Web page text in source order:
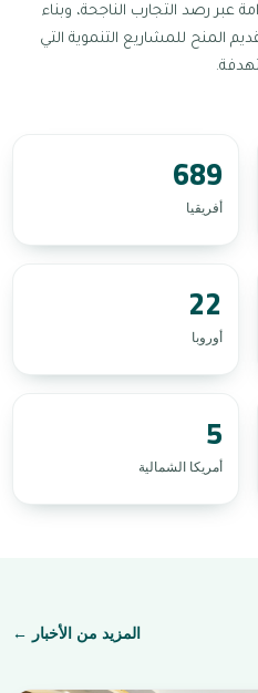
عبر رصد التجارب الناجحة، وبناء
المنح للمشاريع التنموية التي
689
أفريقيا
22
أوروبا
5
أمريكا الشمالية
المزيد من الأخبار ←